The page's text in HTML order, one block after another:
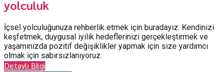
yolculuk
İçsel yolculuğunuza rehberlik etmek için buradayız. Kendinizi
keşfetmek, duygusal iyilik hedeflerinizi gerçekleştirmek ve
yaşamınızda pozitif değişiklikler yapmak için size yardımcı
olmak için sabırsızlanıyoruz.
Detaylı Bilgi